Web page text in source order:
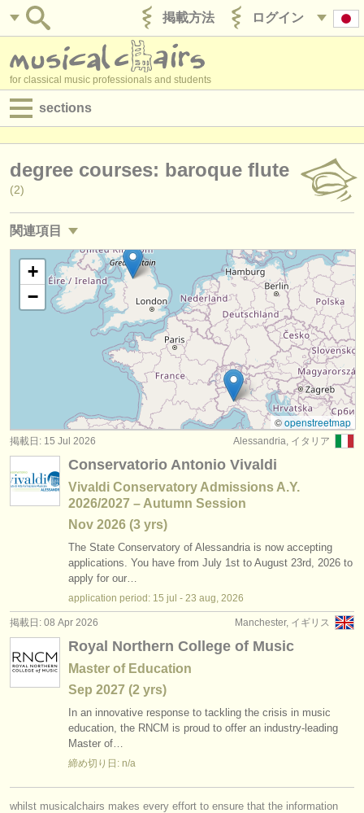
ログイン
掲載方法
for classical music professionals and students
sections
求人情報 (演奏関係の職)
求人情報 (管理者関連の職)
degree courses
講習会
盗まれた楽器
ディレクトリー:
オーケストラ
音楽学校
ユース オーケストラ
musicalchairs:
musicalchairsについて
お問い合わせ
rss feeds
クラシック音楽ニュース
掲載方法
find out about our
degree courses: baroque flute
(2)
関連項目
求人情報 (演奏関係の職): フルート (18)
求人情報 (教育関連の職): フルート (1)
講習会: フルート (15)
degree courses: フルート (10)
degree courses: 民俗 ホイッスル/ フルート (1)
コンクール: フルート
楽器の販売: フルート (80)
盗まれた楽器: フルート (162)
+
−
©openstreetmap
Alessandria, イタリア
掲載日: 15 Jul 2026
Conservatorio Antonio Vivaldi
Vivaldi Conservatory Admissions A.Y.
2026/2027 – Autumn Session
Nov 2026 (3 yrs)
The State Conservatory of Alessandria is now accepting
applications. You have from July 1st to August 23rd, 2026 to
apply for our…
application period: 15 jul - 23 aug, 2026
Manchester, イギリス
掲載日: 08 Apr 2026
Royal Northern College of Music
Master of Education
Sep 2027 (2 yrs)
In an innovative response to tackling the crisis in music
education, the RNCM is proud to offer an industry-leading
Master of…
締め切り日: n/a
whilst musicalchairs makes every effort to ensure that the information